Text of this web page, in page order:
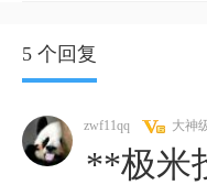
5 个回复
zwf11qq 大神
**极米